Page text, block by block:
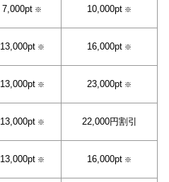
7,000pt ※ 10,000pt ※
13,000pt※ 16,000pt ※
13,000pt※ 23,000pt ※
13,000pt※ 22,000円割引
13,000pt※ 16,000pt ※